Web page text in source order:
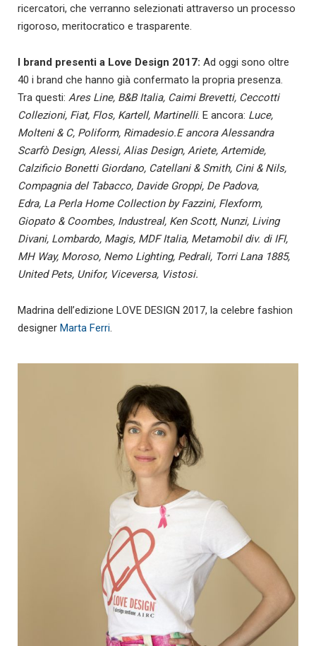
ricercatori, che verranno selezionati attraverso un processo
rigoroso, meritocratico e trasparente.
I brand presenti a Love Design 2017: Ad oggi sono oltre
40 i brand che hanno già confermato la propria presenza.
Tra questi: Ares Line, B&B Italia, Caimi Brevetti, Ceccotti
Collezioni, Fiat, Flos, Kartell, Martinelli. E ancora: Luce,
Molteni & C, Poliform, Rimadesio.E ancora Alessandra
Scarfò Design, Alessi, Alias Design, Ariete, Artemide,
Calzificio Bonetti Giordano, Catellani & Smith, Cini & Nils,
Compagnia del Tabacco, Davide Groppi, De Padova,
Edra, La Perla Home Collection by Fazzini, Flexform,
Giopato & Coombes, Industreal, Ken Scott, Nunzi, Living
Divani, Lombardo, Magis, MDF Italia, Metamobil div. di IFI,
MH Way, Moroso, Nemo Lighting, Pedrali, Torri Lana 1885,
United Pets, Unifor, Viceversa, Vistosi.
Madrina dell’edizione LOVE DESIGN 2017, la celebre fashion
designer Marta Ferri.